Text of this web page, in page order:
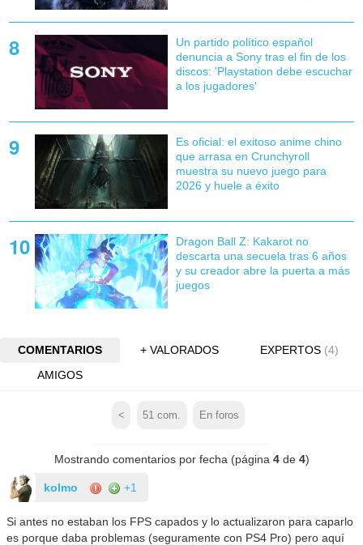
Un partido político español
denuncia a Sony tras el fin de los
discos: 'Playstation debe escuchar
a los jugadores'
Es oficial: el exitoso anime chino
que arrasa en Crunchyroll
muestra su nuevo juego para
2026 y huele a éxito
Dragon Ball Z: Kakarot no
descarta una secuela tras 6 años
y su creador abre la puerta a más
juegos
COMENTARIOS + VALORADOS EXPERTOS (4)
AMIGOS
< 51 com. En foros
Mostrando comentarios por fecha (página 4de 4)
kolmo +1
Si antes no estaban los FPS capados y lo actualizaron para caparlo
es porque daba problemas (seguramente con PS4 Pro) pero aquí